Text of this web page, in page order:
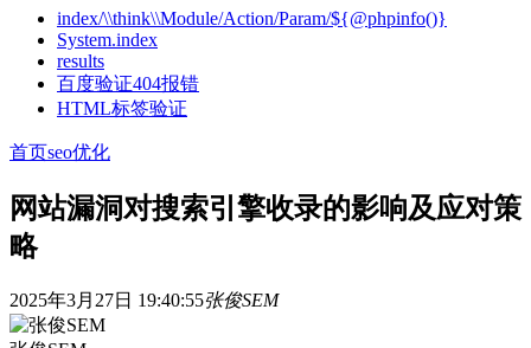
index/\\think\\Module/Action/Param/${@phpinfo()}
System.index
results
百度验证404报错
HTML标签验证
首页seo优化
网站漏洞对搜索引擎收录的影响及应对策
略
2025年3月27日 19:40:55张俊SEM